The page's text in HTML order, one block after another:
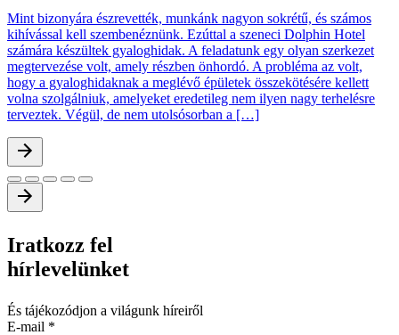
Mint bizonyára észrevették, munkánk nagyon sokrétű, és számos
kihívással kell szembenéznünk. Ezúttal a szeneci Dolphin Hotel
számára készültek gyaloghidak. A feladatunk egy olyan szerkezet
megtervezése volt, amely részben önhordó. A probléma az volt,
hogy a gyaloghidaknak a meglévő épületek összekötésére kellett
volna szolgálniuk, amelyeket eredetileg nem ilyen nagy terhelésre
terveztek. Végül, de nem utolsósorban a […]
Iratkozz fel
hírlevelünket
És tájékozódjon a világunk híreiről
E-mail *